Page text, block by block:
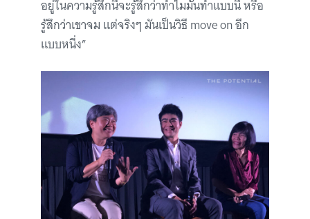
อยู่ในความรู้สึกนี้จะรู้สึกว่าทำไมมันทำแบบนี้ หรือ
รู้สึกว่าเขาจม แต่จริงๆ มันเป็นวิธี move on อีก
แบบหนึ่ง”